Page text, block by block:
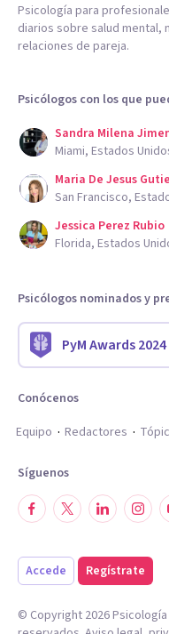
Psicología para
diarios sobre salud
relaciones de pareja.
Psicólogos con los que
Sandra Milena
Miami, Estados
Maria De Jesus
San Francisco,
Jessica Perez Rubio
Florida, Estados
Psicólogos nominados y
PyM Awards 2024
Conócenos
Equipo
Redactores
Síguenos
Accede Regístrate
© Copyright 2026